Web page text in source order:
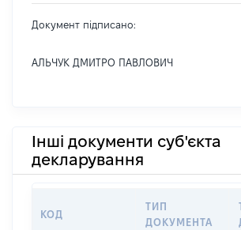
Документ підписано:
АЛЬЧУК ДМИТРО ПАВЛОВИЧ
Інші документи суб'єкта
декларування
КОД
ТИП
ДОКУМЕНТА